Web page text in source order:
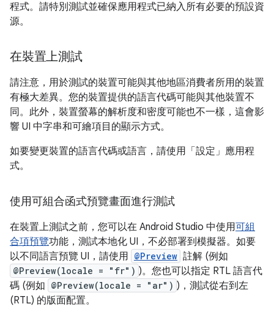
程式。請特別測試並確保應用程式已納入所有必要的預設資
源。
在裝置上測試
請注意，用於測試的裝置可能與其他地區消費者所用的裝置
有極大差異。您的裝置提供的語言代碼可能與其他裝置不
同。此外，裝置螢幕的解析度和密度可能也不一樣，這會影
響 UI 中字串和可繪項目的顯示方式。
如要變更裝置的語言代碼或語言，請使用「設定」應用程
式。
使用可組合函式預覽畫面進行測試
在裝置上測試之前，您可以在 Android Studio 中使用可組
合項預覽功能，測試本地化 UI，不必部署到模擬器。如要
以不同語言預覽 UI，請使用 @Preview 註解 (例如
@Preview(locale = "fr") )。您也可以指定 RTL 語言代
碼 (例如 @Preview(locale = "ar") )，測試從右到左
(RTL) 的版面配置。